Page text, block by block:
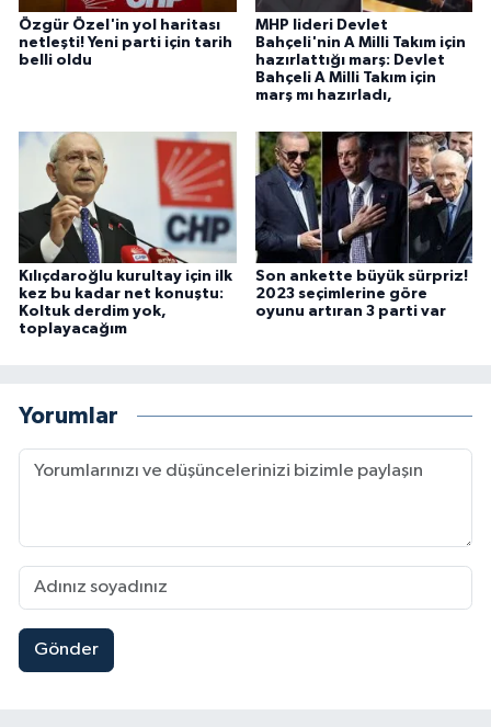
Özgür Özel'in yol haritası
netleşti! Yeni parti için tarih
belli oldu
MHP lideri Devlet
Bahçeli'nin A Milli Takım için
hazırlattığı marş: Devlet
Bahçeli A Milli Takım için
marş mı hazırladı,
Kılıçdaroğlu kurultay için ilk
kez bu kadar net konuştu:
Koltuk derdim yok,
toplayacağım
Son ankette büyük sürpriz!
2023 seçimlerine göre
oyunu artıran 3 parti var
Yorumlar
Gönder